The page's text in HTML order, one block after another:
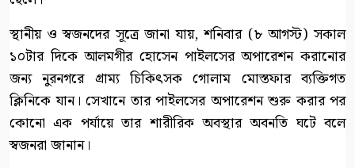
স্থানীয় ও স্বজনদের সূত্রে জানা যায়, শনিবার (৮ আগস্ট) সকাল
১০টার দিকে আলমগীর হোসেন পাইলসের অপারেশন করানোর
জন্য নুরনগরে গ্রাম্য চিকিৎসক গোলাম মোস্তফার ব্যক্তিগত
ক্লিনিকে যান। সেখানে তার পাইলসের অপারেশন শুরু করার পর
কোনো এক পর্যায়ে তার শারীরিক অবস্থার অবনতি ঘটে বলে
স্বজনরা জানান।